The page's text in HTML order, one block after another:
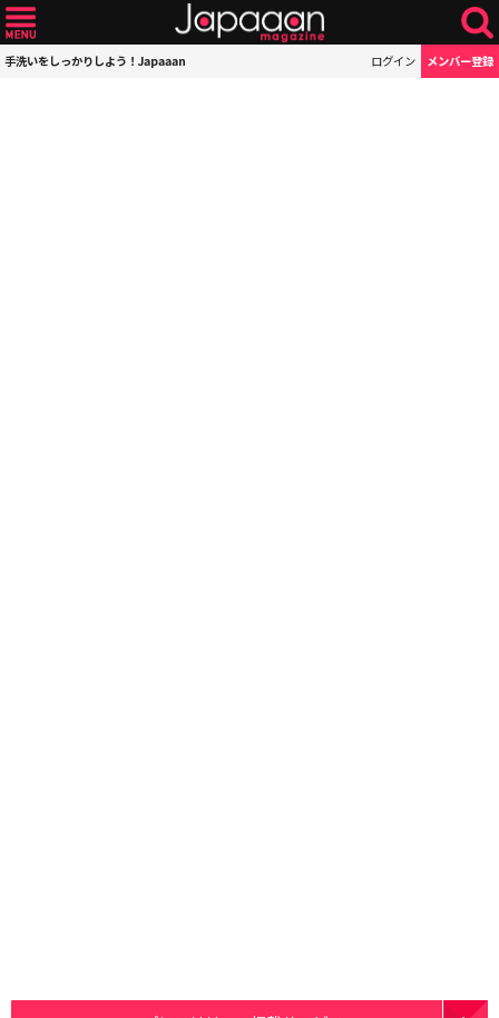
手洗いをしっかりしよう！Japaaan ログイン メンバー登録